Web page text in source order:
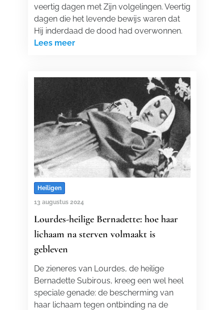
veertig dagen met Zijn volgelingen. Veertig
dagen die het levende bewijs waren dat
Hij inderdaad de dood had overwonnen.
Lees meer
Heiligen
13 augustus 2024
Lourdes-heilige Bernadette: hoe haar
lichaam na sterven volmaakt is
gebleven
De zieneres van Lourdes, de heilige
Bernadette Subirous, kreeg een wel heel
speciale genade: de bescherming van
haar lichaam tegen ontbinding na de